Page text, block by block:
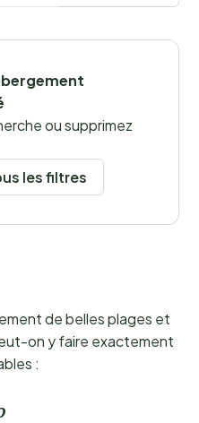
voyage !En savoir plus
ou supprimez
les filtres
de belles plages et
on y faire exactement
: